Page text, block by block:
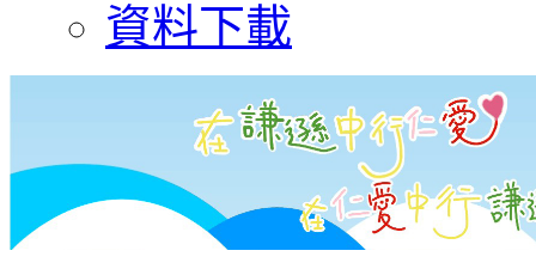
資料下載